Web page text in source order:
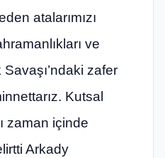
atalarımızı
ve
zafer
Kutsal
zaman içinde
Arkady